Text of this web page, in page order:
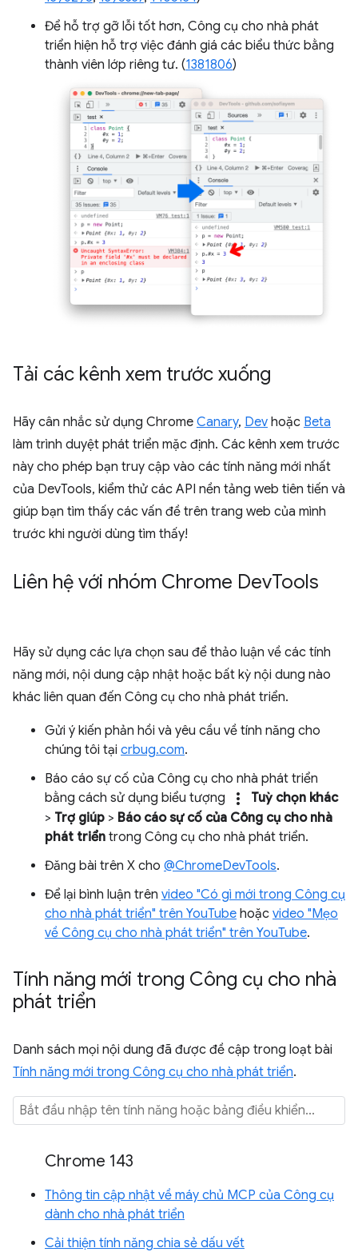
Để hỗ trợ gỡ lỗi tốt hơn, Công cụ cho nhà phát
triển hiện hỗ trợ việc đánh giá các biểu thức bằng
thành viên lớp riêng tư. (1381806)
Tải các kênh xem trước xuống
Hãy cân nhắc sử dụng Chrome Canary, Dev hoặc Beta
làm trình duyệt phát triển mặc định. Các kênh xem trước
này cho phép bạn truy cập vào các tính năng mới nhất
của DevTools, kiểm thử các API nền tảng web tiên tiến và
giúp bạn tìm thấy các vấn đề trên trang web của mình
trước khi người dùng tìm thấy!
Liên hệ với nhóm Chrome DevTools
Hãy sử dụng các lựa chọn sau để thảo luận về các tính
năng mới, nội dung cập nhật hoặc bất kỳ nội dung nào
khác liên quan đến Công cụ cho nhà phát triển.
Gửi ý kiến phản hồi và yêu cầu về tính năng cho
chúng tôi tại crbug.com.
Báo cáo sự cố của Công cụ cho nhà phát triển
bằng cách sử dụng biểu tượng
more_vert
Tuỳ chọn khác
> Trợ giúp > Báo cáo sự cố của Công cụ cho nhà
phát triển trong Công cụ cho nhà phát triển.
Đăng bài trên X cho @ChromeDevTools.
Để lại bình luận trên video "Có gì mới trong Công cụ
cho nhà phát triển" trên YouTube hoặc video "Mẹo
về Công cụ cho nhà phát triển" trên YouTube.
Tính năng mới trong Công cụ cho nhà
phát triển
Danh sách mọi nội dung đã được đề cập trong loạt bài
Tính năng mới trong Công cụ cho nhà phát triển.
Chrome 143
Thông tin cập nhật về máy chủ MCP của Công cụ
dành cho nhà phát triển
Cải thiện tính năng chia sẻ dấu vết